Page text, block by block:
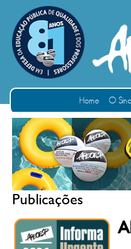
Home O
Publicações